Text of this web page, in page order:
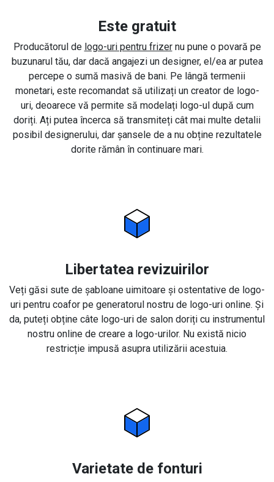
Este gratuit
Producătorul de logo-uri pentru frizernu pune o povară pe
buzunarul tău, dar dacă angajezi un designer, el/ea ar putea
percepe o sumă masivă de bani. Pe lângă termenii
monetari, este recomandat să utilizați un creator de logo-
uri, deoarece vă permite să modelați logo-ul după cum
doriți. Ați putea încerca să transmiteți cât mai multe detalii
posibil designerului, dar șansele de a nu obține rezultatele
dorite rămân în continuare mari.
Libertatea revizuirilor
Veți găsi sute de șabloane uimitoare și ostentative de logo-
uri pentru coafor pe generatorul nostru de logo-uri online. Și
da, puteți obține câte logo-uri de salon doriți cu instrumentul
nostru online de creare a logo-urilor. Nu există nicio
restricție impusă asupra utilizării acestuia.
Varietate de fonturi